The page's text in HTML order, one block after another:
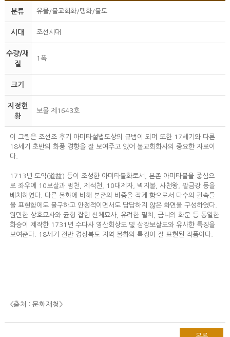
분류 유물/불교회화/탱화/불도
시대 조선시대
수량/재
질
1폭
크기
지정현
황
보물 제1643호
이 그림은 조선조 후기 아미타설법도상의 규범이 되며 또한 17세기와 다른
18세기 초반의 화풍 경향을 잘 보여주고 있어 불교회화사의 중요한 자료이
다.
1713년 도익(道益) 등이 조성한 아미타불화로서, 본존 아미타불을 중심으
로 좌우에 10보살과 범천, 제석천, 10대제자, 벽지불, 사천왕, 팔금강 등을
배치하였다. 다른 불화에 비해 본존의 비중을 작게 함으로서 다수의 권속들
을 표현함에도 불구하고 안정적이면서도 답답하지 않은 화면을 구성하였다.
원만한 상호묘사와 균형 잡힌 신체묘사, 유려한 필치, 금니의 화문 등 동일한
화승이 제작한 1731년 수다사 영산회상도 및 삼장보살도와 유사한 특징을
보여준다. 18세기 전반 경상북도 지역 불화의 특징이 잘 표현된 작품이다.
<출처 : 문화재청 >